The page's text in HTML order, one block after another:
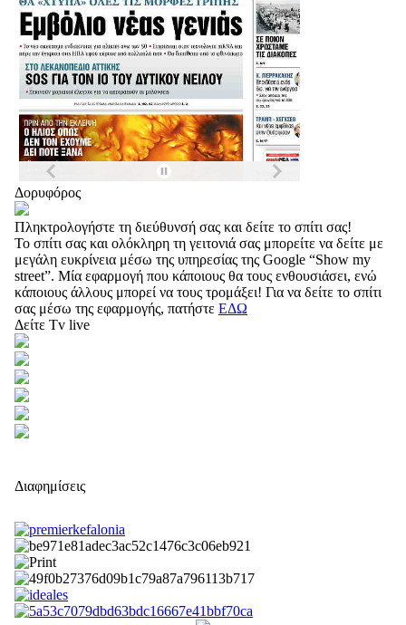
Δορυφόρος
Πληκτρολογήστε τη διεύθυνσή σας και δείτε το σπίτι σας!
Το σπίτι σας και ολόκληρη τη γειτονιά σας μπορείτε να δείτε με
μεγάλη ευκρίνεια μέσω της υπηρεσίας της Google “Show my
street”. Μία εφαρμογή που κάποιους θα τους ενθουσιάσει, ενώ
κάποιους άλλους μπορεί να τους τρομάξει! Για να δείτε το σπίτι
σας μέσω της εφαρμογής, πατήστε ΕΔΩ
Δείτε Tv live
Διαφημίσεις